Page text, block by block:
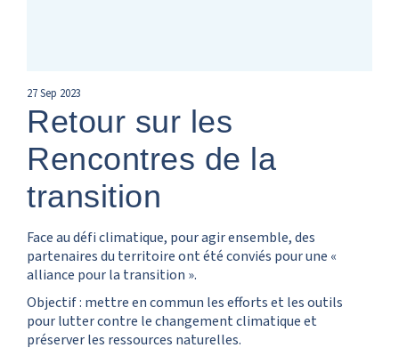
27Sep 2023
Retour sur les
Rencontres de la
transition
Face au défi climatique, pour agir ensemble, des
partenaires du territoire ont été conviés pour une «
alliance pour la transition ».
Objectif : mettre en commun les efforts et les outils
pour lutter contre le changement climatique et
préserver les ressources naturelles.